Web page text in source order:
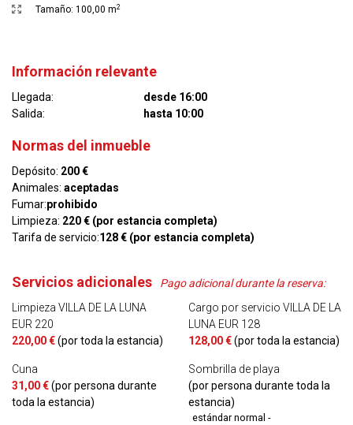
Tamaño: 100,00 m2
Información relevante
Llegada:
desde 16:00
Salida:
hasta 10:00
Normas del inmueble
Depósito: 200 €
Animales: aceptadas
Fumar:prohibido
Limpieza: 220 € (por estancia completa)
Tarifa de servicio:128 € (por estancia completa)
Servicios adicionales
Pago adicional durante la reserva:
Limpieza VILLA DE LA LUNA
EUR 220
220,00 €(por toda la estancia)
Cargo por servicio VILLA DE LA
LUNA EUR 128
128,00 €(por toda la estancia)
Cuna
31,00 €(por persona durante
toda la estancia)
Sombrilla de playa
(por persona durante toda la
estancia)
estándar normal -